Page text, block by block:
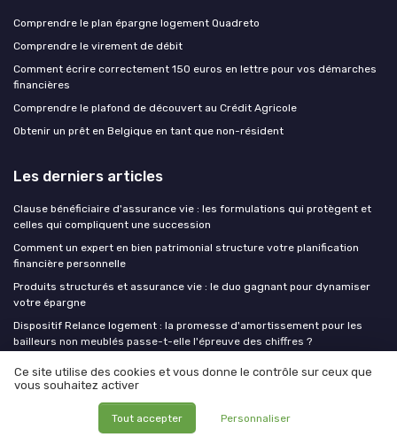
Comprendre le plan épargne logement Quadreto
Comprendre le virement de débit
Comment écrire correctement 150 euros en lettre pour vos démarches
financières
Comprendre le plafond de découvert au Crédit Agricole
Obtenir un prêt en Belgique en tant que non-résident
Les derniers articles
Clause bénéficiaire d'assurance vie : les formulations qui protègent et
celles qui compliquent une succession
Comment un expert en bien patrimonial structure votre planification
financière personnelle
Produits structurés et assurance vie : le duo gagnant pour dynamiser
votre épargne
Dispositif Relance logement : la promesse d'amortissement pour les
bailleurs non meublés passe-t-elle l'épreuve des chiffres ?
américain dans votre portefeuille
Finance Insiders
Ce site utilise des cookies et vous donne le contrôle sur ceux que
vous souhaitez activer
Tout accepter Personnaliser